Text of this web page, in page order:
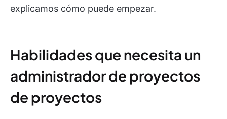
explicamos cómo puede empezar.
Habilidades que necesita un
administrador de proyectos
de proyectos